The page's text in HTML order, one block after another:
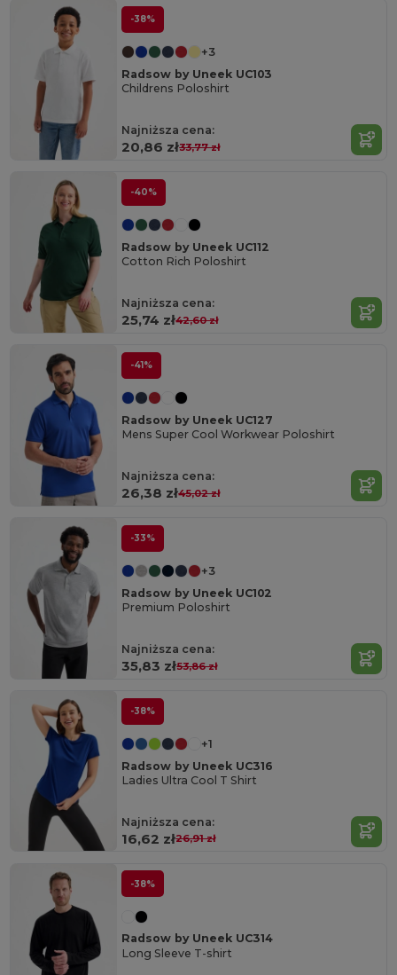
-38%
+3
Radsow by Uneek UC103
Childrens Poloshirt
Najniższa cena:
20,86 zł33,77 zł
-40%
Radsow by Uneek UC112
Cotton Rich Poloshirt
Najniższa cena:
25,74 zł42,60 zł
-41%
Radsow by Uneek UC127
Mens Super Cool Workwear Poloshirt
Najniższa cena:
26,38 zł45,02 zł
-33%
+3
Radsow by Uneek UC102
Premium Poloshirt
Najniższa cena:
35,83 zł53,86 zł
-38%
+1
Radsow by Uneek UC316
Ladies Ultra Cool T Shirt
Najniższa cena:
16,62 zł26,91 zł
-38%
Radsow by Uneek UC314
Long Sleeve T-shirt